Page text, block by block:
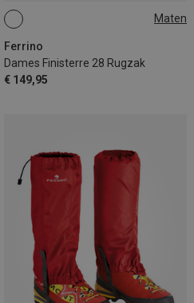
Maten
Ferrino
Dames Finisterre 28 Rugzak
€ 149,95
28L